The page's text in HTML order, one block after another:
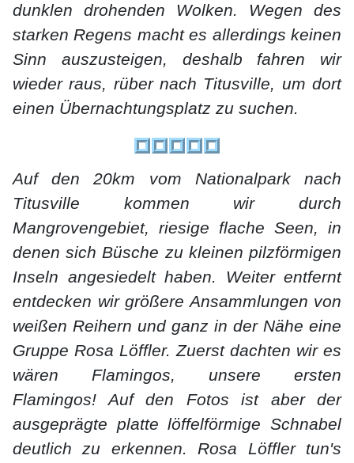
dunklen drohenden Wolken. Wegen des
starken Regens macht es allerdings keinen
Sinn auszusteigen, deshalb fahren wir
wieder raus, rüber nach Titusville, um dort
einen Übernachtungsplatz zu suchen.
Auf den 20km vom Nationalpark nach
Titusville kommen wir durch
Mangrovengebiet, riesige flache Seen, in
denen sich Büsche zu kleinen pilzförmigen
Inseln angesiedelt haben. Weiter entfernt
entdecken wir größere Ansammlungen von
weißen Reihern und ganz in der Nähe eine
Gruppe Rosa Löffler. Zuerst dachten wir es
wären Flamingos, unsere ersten
Flamingos! Auf den Fotos ist aber der
ausgeprägte platte löffelförmige Schnabel
deutlich zu erkennen. Rosa Löffler tun's